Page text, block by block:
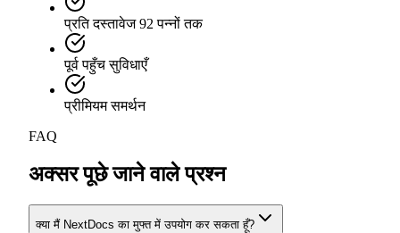
प्रति दस्तावेज 92 पन्नों तक
पूर्व पहुँच सुविधाएँ
प्रीमियम समर्थन
FAQ
अक्सर पूछे जाने वाले प्रश्न
क्या मैं NextDocs का मुफ्त में उपयोग कर सकता हूँ?